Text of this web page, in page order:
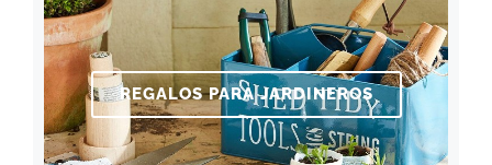
REGALOS PARA JARDINEROS